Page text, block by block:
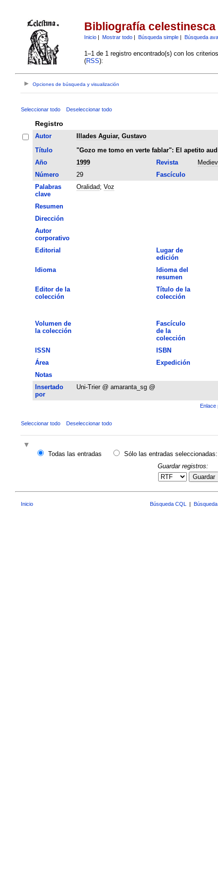
Bibliografía celestinesca
Inicio| Mostrar todo| Búsqueda simple| Búsqueda
1–1 de 1 registro encontrado(s) con los
(RSS):
Opciones de búsqueda y visualización
Seleccionar todo Deseleccionar todo
Registro
Autor
Illades Aguiar, Gustavo
Título
"Gozo me tomo en verte fablar": El apetito
Año
1999 Revista
Número
29
Fascículo
Palabras
clave
Oralidad; Voz
Resumen
Dirección
Autor
corporativo
Editorial
Lugar de
edición
Idioma
Idioma del
resumen
Editor de la
colección
Título de la
colección
Volumen de
la colección
Fascículo
de la
colección
ISSN
ISBN
Área
Expedición
Notas
Insertado
por
Uni-Trier @ amaranta_sg @
Enlace
Seleccionar todo Deseleccionar todo
Todas las entradas
Sólo las entradas seleccionadas:
Guardar registros:
Guardar
Inicio Búsqueda CQL